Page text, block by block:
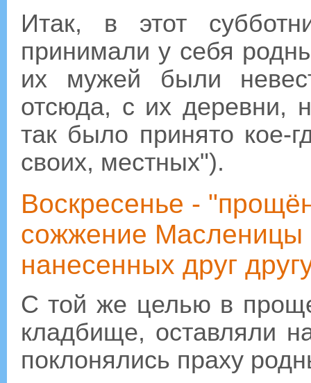
Итак, в этот
принимали у себя
их мужей были
отсюда, с их деревни,
так было принято
своих, местных").
Воскресенье -
сожжение
нанесенных друг
С той же целью в
кладбище, оставляли
поклонялись праху